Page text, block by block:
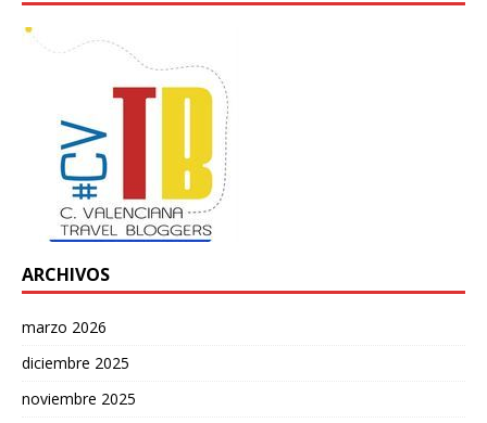
ARCHIVOS
marzo 2026
diciembre 2025
noviembre 2025